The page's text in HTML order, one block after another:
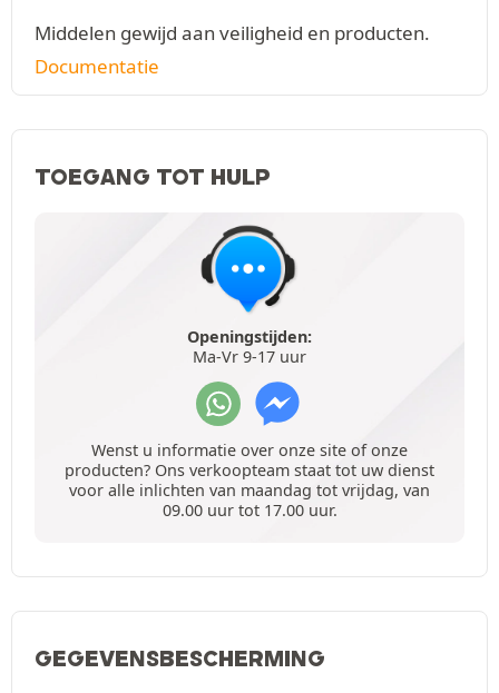
Middelen gewijd aan veiligheid en producten.
Documentatie
TOEGANG TOT HULP
Openingstijden:
Ma-Vr 9-17 uur
Wenst u informatie over onze site of onze
producten? Ons verkoopteam staat tot uw dienst
voor alle inlichten van maandag tot vrijdag, van
09.00 uur tot 17.00 uur.
GEGEVENSBESCHERMING